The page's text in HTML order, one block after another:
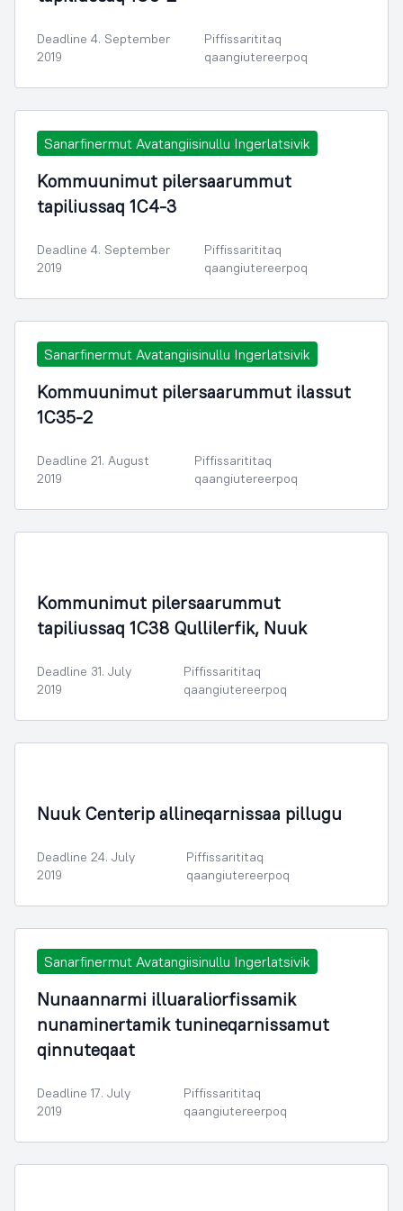
Deadline 4. September
2019
Piffissarititaq
qaangiutereerpoq
Sanarfinermut Avatangiisinullu Ingerlatsivik
Kommuunimut pilersaarummut
tapiliussaq 1C4-3
Deadline 4. September
2019
Piffissarititaq
qaangiutereerpoq
Sanarfinermut Avatangiisinullu Ingerlatsivik
Kommuunimut pilersaarummut ilassut
1C35-2
Deadline 21. August
2019
Piffissarititaq
qaangiutereerpoq
Kommunimut pilersaarummut
tapiliussaq 1C38 Qullilerfik, Nuuk
Deadline 31. July
2019
Piffissarititaq
qaangiutereerpoq
Nuuk Centerip allineqarnissaa pillugu
Deadline 24. July
2019
Piffissarititaq
qaangiutereerpoq
Sanarfinermut Avatangiisinullu Ingerlatsivik
Nunaannarmi illuaraliorfissamik
nunaminertamik tunineqarnissamut
qinnuteqaat
Deadline 17. July
2019
Piffissarititaq
qaangiutereerpoq